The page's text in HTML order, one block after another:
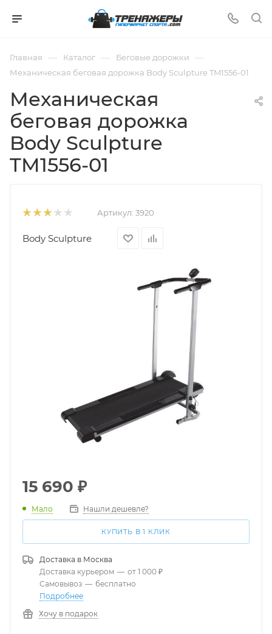
Главная — Каталог — Беговые дорожки —
Механическая беговая дорожка Body Sculpture TM1556-01
Механическая
беговая дорожка
Body Sculpture
TM1556-01
Артикул: 3920
Body Sculpture
15 690 ₽
Мало Нашли дешевле?
КУПИТЬ В 1 КЛИК
Доставка в Москва
Доставка курьером — от 1 000 ₽
Самовывоз — бесплатно
Подробнее
Хочу в подарок